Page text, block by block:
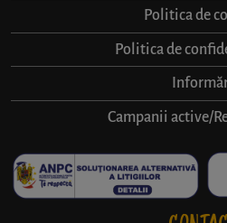
Politica de
Politica de
Campanii active/